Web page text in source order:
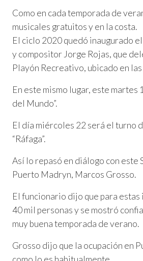
Como en cada temporada de
musicales gratuitos y en la costa.
El ciclo 2020 quedó inaugurado
y compositor Jorge Rojas, que
Playón Recreativo, ubicado en
En este mismo lugar, este martes
del Mundo”.
El día miércoles 22 será el turno
“Ráfaga”.
Así lo repasó en diálogo con
Puerto Madryn, Marcos Grosso.
El funcionario dijo que para
40 mil personas y se mostró
muy buena temporada de verano.
Grosso dijo que la ocupación en